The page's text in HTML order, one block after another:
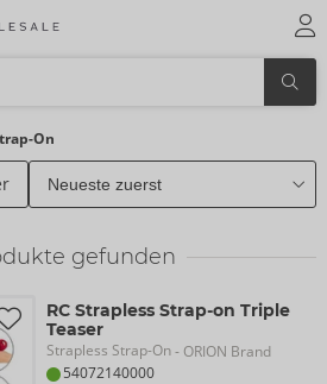
On
gefunden
RC Strapless Strap-on Triple
Teaser
Strapless Strap-On- ORION Brand
54072140000